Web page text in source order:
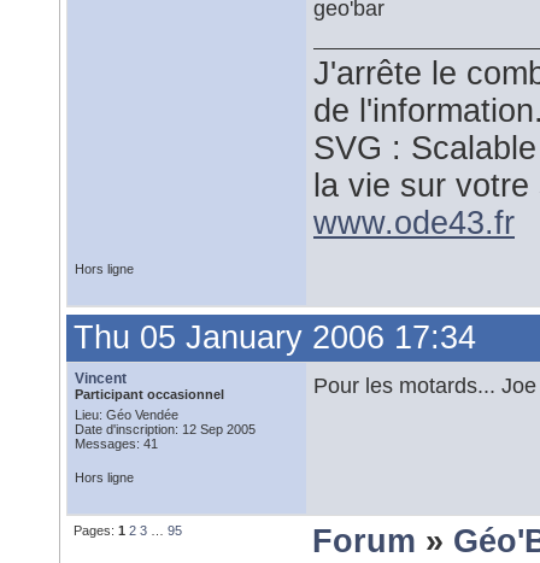
geo'bar
J'arrête le
de
SVG :
la vie sur
www.ode43.fr
Hors ligne
Thu 05 January 2006 17:34
Vincent
Participant occasionnel
Lieu: Géo Vendée
Date d'inscription: 12 Sep 2005
Messages: 41
Pour les motards...
Hors ligne
Pages: 1 2 3 95 Forum »